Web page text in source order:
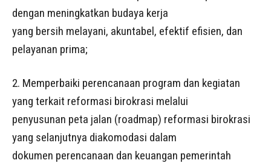
dengan meningkatkan budaya kerja
yang bersih melayani, akuntabel, efektif efisien, dan
pelayanan prima;
2. Memperbaiki perencanaan program dan kegiatan
yang terkait reformasi birokrasi melalui
penyusunan peta jalan (roadmap) reformasi birokrasi
yang selanjutnya diakomodasi dalam
dokumen perencanaan dan keuangan pemerintah